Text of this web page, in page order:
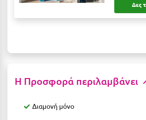
Ορεινή Αρκαδία
Ορεινή Ναυπακτία
Δες
Η Προσφορά περιλαμβάνει
Διαμονή μόνο